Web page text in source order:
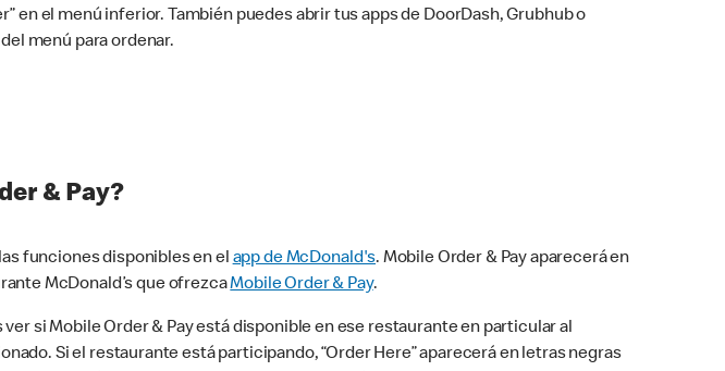
en el menú inferior. También puedes abrir tus apps de DoorDash, Grubhub o
menú para ordenar.
& Pay?
funciones disponibles en elapp de McDonald's. Mobile Order & Pay aparecerá en
McDonald’s que ofrezcaMobile Order & Pay.
si Mobile Order & Pay está disponible en ese restaurante en particular al
Si el restaurante está participando, “Order Here” aparecerá en letras negras